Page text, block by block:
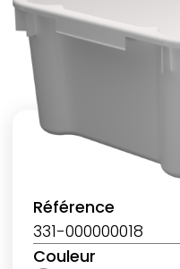
Référence
331-000000018
Couleur